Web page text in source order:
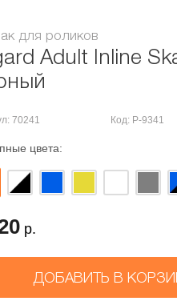
для роликов
Adult Inline
70241 Код: Р-9341
цвета:
р.
ДОБАВИТЬ В